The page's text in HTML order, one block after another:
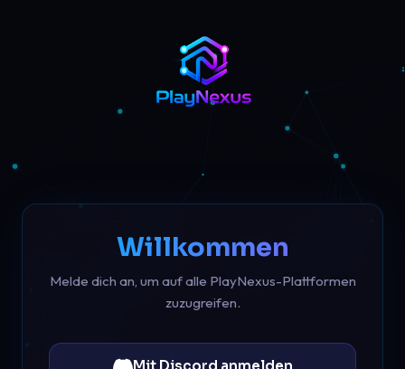
Willkommen
Melde dich an, um auf alle PlayNexus-Plattformen
zuzugreifen.